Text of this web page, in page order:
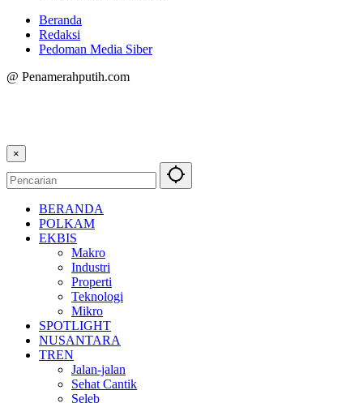
Beranda
Redaksi
Pedoman Media Siber
@ Penamerahputih.com
×
BERANDA
POLKAM
EKBIS
Makro
Industri
Properti
Teknologi
Mikro
SPOTLIGHT
NUSANTARA
TREN
Jalan-jalan
Sehat Cantik
Seleb